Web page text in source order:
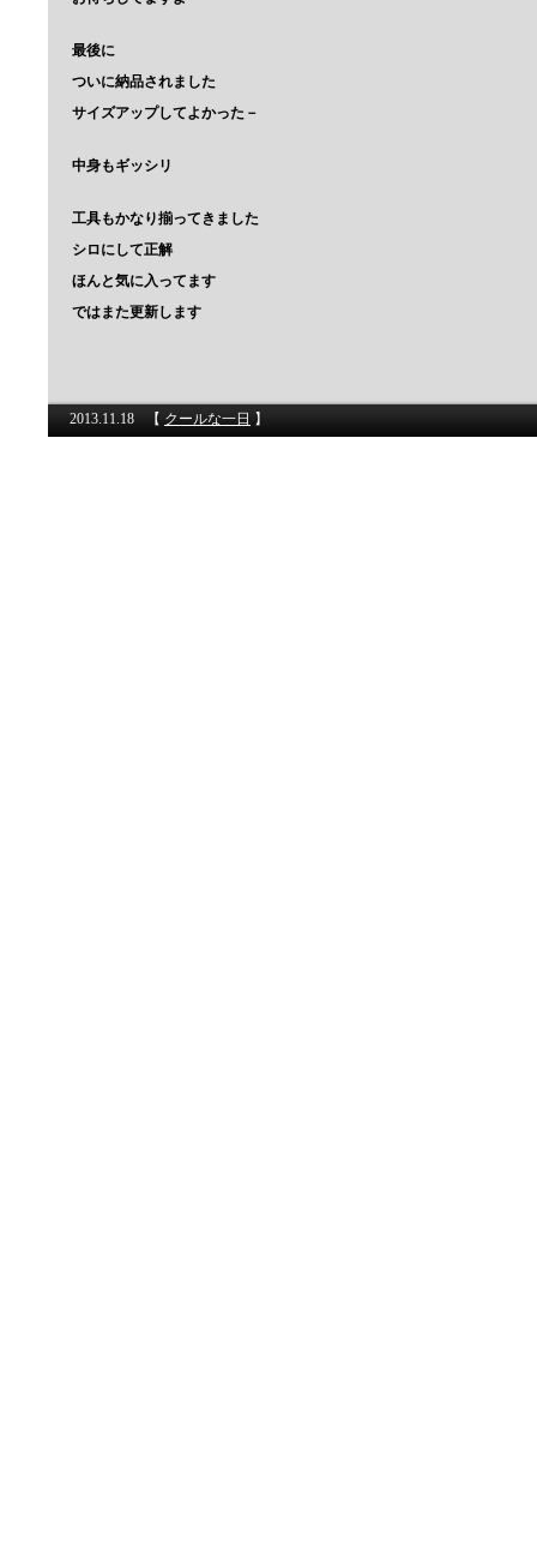
最後に
ついに納品されました
サイズアップしてよかった－
中身もギッシリ
工具もかなり揃ってきました
シロにして正解
ほんと気に入ってます
ではまた更新します
2013.11.18 【 クールな一日 】